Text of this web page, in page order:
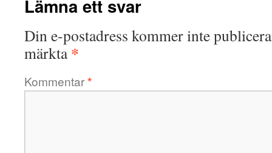
Lämna ett svar
Din e-postadress kommer inte
märkta*
Kommentar*